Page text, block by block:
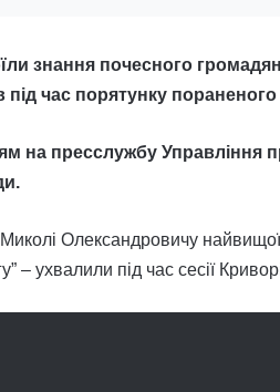
знання почесного
час порятунку
на пресслужбу Управління
Олександровичу найвищої
ухвалили під час сесії